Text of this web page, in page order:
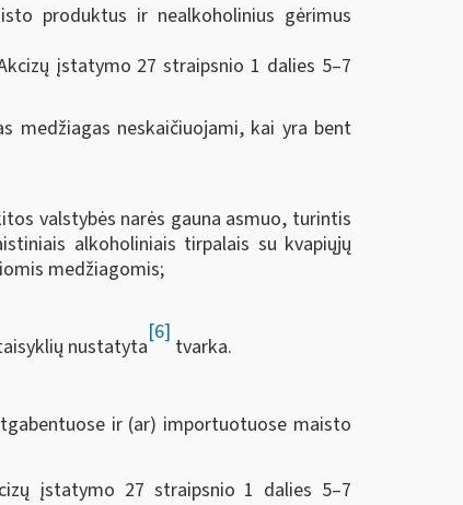
produktus ir nealkoholinius gėrimus
įstatymo 27 straipsnio 1 dalies 5–7
medžiagas neskaičiuojami, kai yra bent
valstybės narės gauna asmuo, turintis
alkoholiniais tirpalais su kvapiųjų
medžiagomis;
nustatyta
[6]
tvarka.
ir (ar) importuotuose maisto
įstatymo 27 straipsnio 1 dalies 5–7